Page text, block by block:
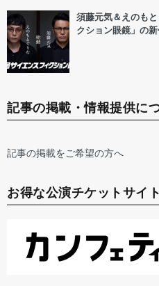
須藤元気＆えのも
クション眼鏡」の
記事の掲載・情報提供に
記事の掲載をご希望の方へ
お得な公演チケットサイト